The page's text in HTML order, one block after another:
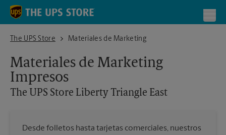
Skip to content
Return to Nav
The UPS Store
The UPS Store Liberty Triangle East
Materiales de Marketing
Materiales de Marketing
Impresos
The UPS Store Liberty Triangle East
Desde folletos hasta tarjetas comerciales, nuestros